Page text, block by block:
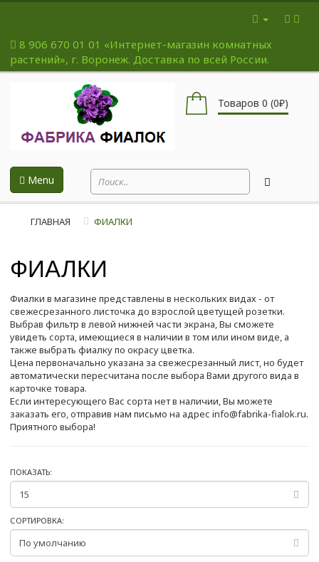
8 906 670 01 01 «Интернет-магазин комнатных
растений», г. Воронеж. Доставка по всей России.
Товаров 0 (0₽)
Menu
ГЛАВНАЯ ФИАЛКИ
ФИАЛКИ
Фиалки в магазине представлены в нескольких видах - от
свежесрезанного листочка до взрослой цветущей розетки.
Выбрав фильтр в левой нижней части экрана, Вы сможете
увидеть сорта, имеющиеся в наличии в том или ином виде, а
также выбрать фиалку по окрасу цветка.
Цена первоначально указана за свежесрезанный лист, но будет
автоматически пересчитана после выбора Вами другого вида в
карточке товара.
Если интересующего Вас сорта нет в наличии, Вы можете
заказать его, отправив нам письмо на адрес info@fabrika-fialok.ru.
Приятного выбора!
ПОКАЗАТЬ:
СОРТИРОВКА: